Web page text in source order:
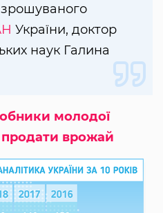
зрошуваного
України, доктор
наук Галина
молодої
врожай